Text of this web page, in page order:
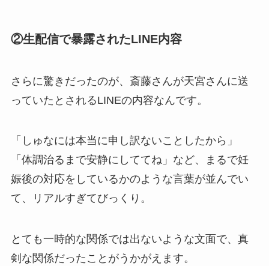
②生配信で暴露されたLINE内容
さらに驚きだったのが、斎藤さんが天宮さんに送
っていたとされるLINEの内容なんです。
「しゅなには本当に申し訳ないことしたから」
「体調治るまで安静にしててね」など、まるで妊
娠後の対応をしているかのような言葉が並んでい
て、リアルすぎてびっくり。
とても一時的な関係では出ないような文面で、真
剣な関係だったことがうかがえます。